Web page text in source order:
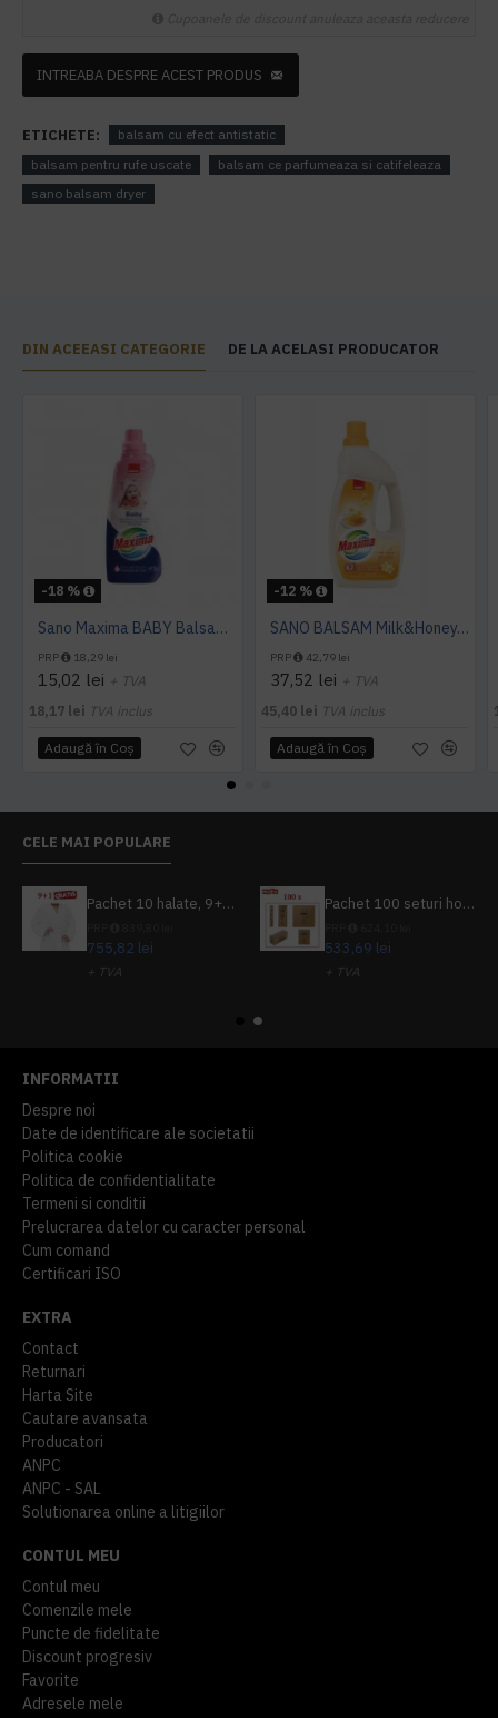
INTREABA DESPRE ACEST PRODUS
ETICHETE:
balsam cu efect antistatic
balsam pentru rufe uscate
balsam ce parfumeaza si catifeleaza
sano balsam dryer
DIN ACEEASI CATEGORIE DE LA ACELASI PRODUCATOR
-18 %
Sano Maxima BABY Balsam Super Concentrat 1L
PRP 18,29 lei
15,02 lei + TVA
18,17 lei TVA inclus
Adaugă în Coş
-12 %
SANO BALSAM Milk&Honey, 4L
PRP 42,79 lei
37,52 lei + TVA
45,40 lei TVA inclus
Adaugă în Coş
CELE MAI POPULARE
Pachet 10 halate, 9+1 gratuit
755,82 lei
+ TVA
Pachet 100 seturi hoteliere, set dentar, set barbierit, casca de dus, pila unghii, set cusut
533,69 lei
+ TVA
INFORMATII
Despre noi
Date de identificare ale societatii
Politica cookie
Politica de confidentialitate
Termeni si conditii
Prelucrarea datelor cu caracter personal
Cum comand
Certificari ISO
EXTRA
Contact
Returnari
Harta Site
Cautare avansata
Producatori
ANPC
ANPC - SAL
Solutionarea online a litigiilor
CONTUL MEU
Contul meu
Comenzile mele
Puncte de fidelitate
Discount progresiv
Favorite
Adresele mele